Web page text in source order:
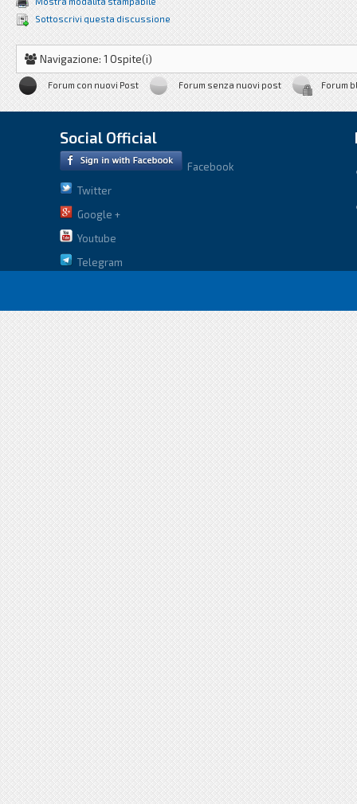
Sottoscrivi questa discussione
Navigazione: 1 Ospite(i)
Forum con nuovi Post Forum senza nuovi post Forum
Social Official
Facebook
Twitter
Google +
Youtube
Telegram